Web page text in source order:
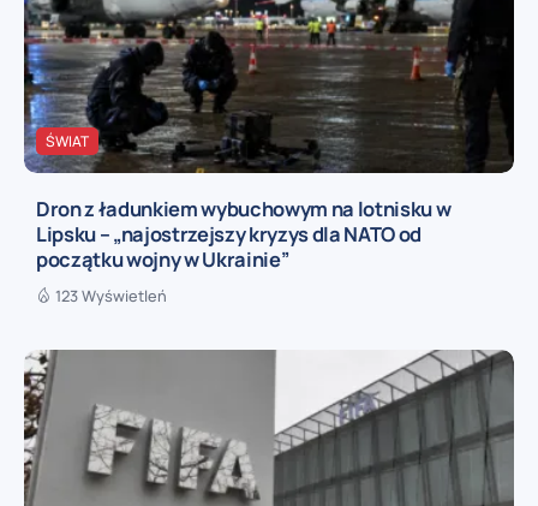
ŚWIAT
Dron z ładunkiem wybuchowym na lotnisku w
Lipsku – „najostrzejszy kryzys dla NATO od
początku wojny w Ukrainie”
123 Wyświetleń